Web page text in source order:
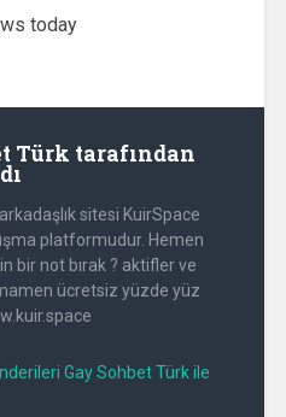
today
Türk tarafından
sitesi KuirSpace
platformudur. Hemen
bir not bırak ? aktifler ve
ücretsiz yüzde yüz
Gay Sohbet Türk ile